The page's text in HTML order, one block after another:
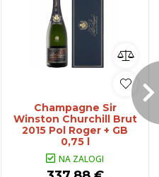
Champagne Sir
Winston Churchill Brut
2015 Pol Roger + GB
0,75 l
NA ZALOGI